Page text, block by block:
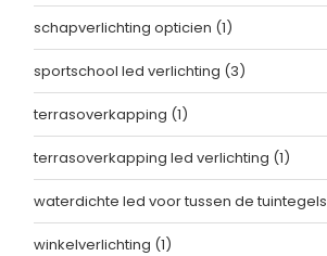
schapverlichting opticien (1)
sportschool led verlichting (3)
terrasoverkapping (1)
terrasoverkapping led verlichting (1)
waterdichte led voor tussen de tuintegels
winkelverlichting (1)